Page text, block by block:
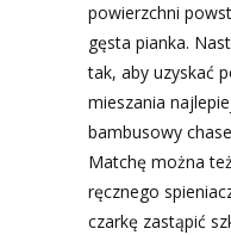
powierzchni
gęsta pianka.
tak, aby uzyskać
mieszania
bambusowy
Matchę można
ręcznego
czarkę zastąpić